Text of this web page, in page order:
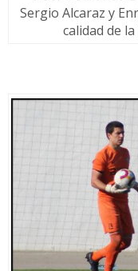
Sergio Alcaraz y
calidad de